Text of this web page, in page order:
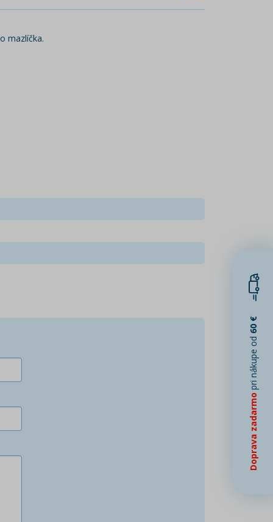
mazlíčka.
Doprava zadarmo
pri nákupe od
60 €